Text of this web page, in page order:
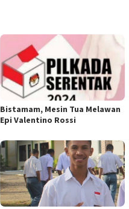
Bistamam, Mesin Tua Melawan
Epi Valentino Rossi